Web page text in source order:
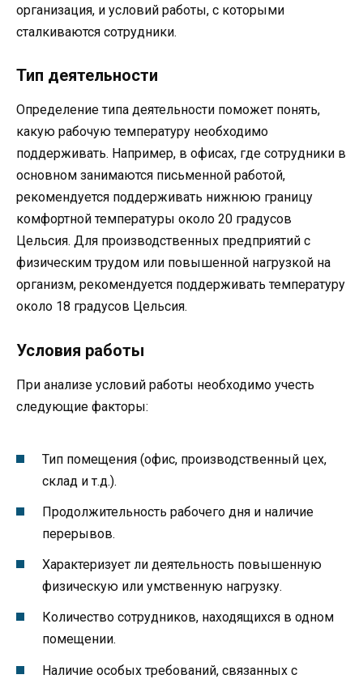
организация, и условий работы, с которыми
сталкиваются сотрудники.
Тип деятельности
Определение типа деятельности поможет понять,
какую рабочую температуру необходимо
поддерживать. Например, в офисах, где сотрудники в
основном занимаются письменной работой,
рекомендуется поддерживать нижнюю границу
комфортной температуры около 20 градусов
Цельсия. Для производственных предприятий с
физическим трудом или повышенной нагрузкой на
организм, рекомендуется поддерживать температуру
около 18 градусов Цельсия.
Условия работы
При анализе условий работы необходимо учесть
следующие факторы:
Тип помещения (офис, производственный цех,
склад и т.д.).
Продолжительность рабочего дня и наличие
перерывов.
Характеризует ли деятельность повышенную
физическую или умственную нагрузку.
Количество сотрудников, находящихся в одном
помещении.
Наличие особых требований, связанных с